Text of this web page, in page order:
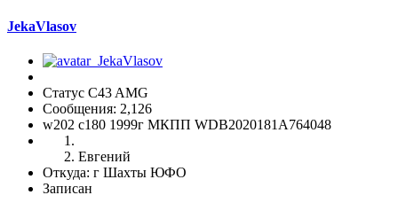
JekaVlasov
Статус C43 AMG
Сообщения: 2,126
w202 c180 1999г МКПП WDB2020181A764048
Евгений
Откуда: г Шахты ЮФО
Записан